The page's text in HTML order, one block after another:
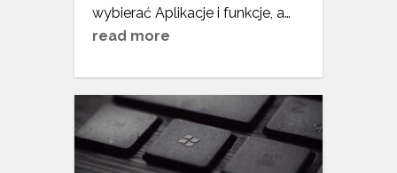
wybierać Aplikacje i funkcje, a…
read more